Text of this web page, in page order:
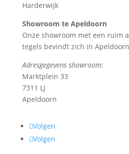
Harderwijk
Showroom te Apeldoorn
Onze showroom met een ruim
tegels bevindt zich in
Adresgegevens showroom:
Marktplein 33
7311 LJ
Apeldoorn
Volgen
Volgen